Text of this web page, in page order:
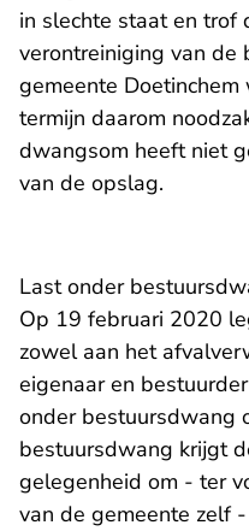
in slechte staat en trof
verontreiniging van de
gemeente
termijn daarom
dwangsom heeft niet
van de opslag.
Last onder
Op 19 februari 2020
zowel aan het
eigenaar en
onder bestuursdwang
bestuursdwang krijgt
gelegenheid om - ter
van de gemeente zelf